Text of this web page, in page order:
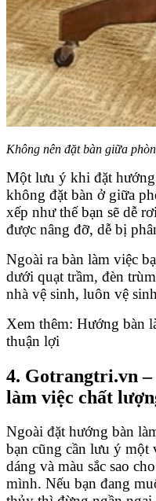
Không nên đặt bàn giữa
Một lưu ý khi đặt
không đặt bàn ở giữa
xếp như thế bạn sẽ dễ
được nâng đỡ, dễ bị
Ngoài ra bàn làm việc
dưới quạt trầm, đèn
nhà vệ sinh, luôn vệ
Xem thêm: Hướng bàn
thuận lợi
4. Gotrangtri.vn –
làm việc chất
Ngoài đặt hướng bàn
bạn cũng cần lưu ý một
dáng và màu sắc sao
mình. Nếu bạn đang